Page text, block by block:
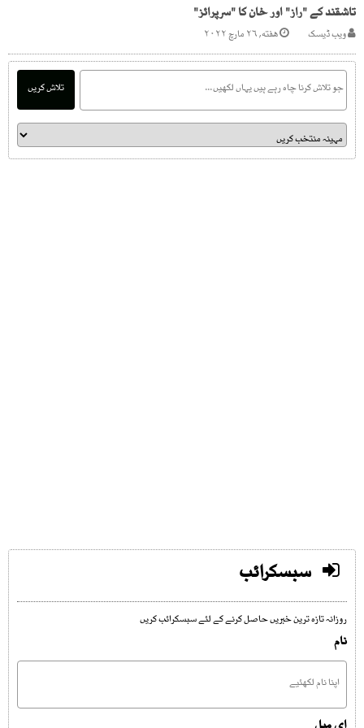
تاشقند کے "راز" اور خان کا "سرپرائز"
ویب ڈیسک هفته, ۲۶ مارچ ۲۰۲۲
تلاش کریں
سبسکرائب
روزانہ تازہ ترین خبریں حاصل کرنے کے لئے سبسکرائب کریں
نام